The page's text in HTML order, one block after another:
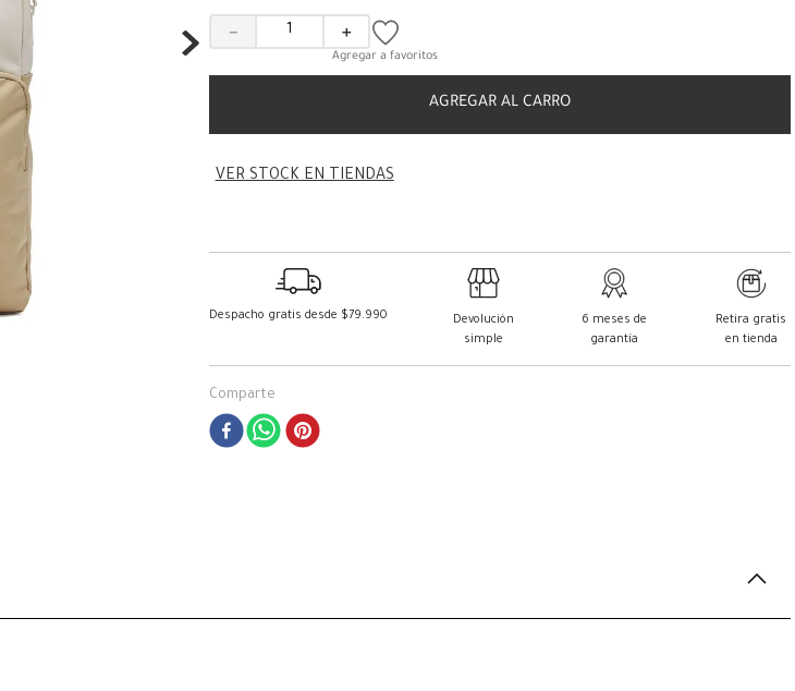
＋
－
AGREGAR AL CARRO
VER STOCK EN TIENDAS
Despacho gratis desde $79.990
Devolución
simple
6 meses de
garantía
Retira gratis
en tienda
Comparte